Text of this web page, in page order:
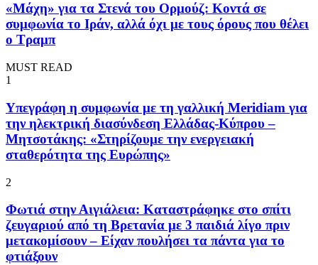
«Μάχη» για τα Στενά του Ορμούζ: Κοντά σε
συμφωνία το Ιράν, αλλά όχι με τους όρους που θέλει
ο Τραμπ
MUST READ
1
Υπεγράφη η συμφωνία με τη γαλλική Meridiam για
την ηλεκτρική διασύνδεση Ελλάδας-Κύπρου –
Μητσοτάκης: «Στηρίζουμε την ενεργειακή
σταθερότητα της Eυρώπης»
2
Φωτιά στην Αιγιάλεια: Καταστράφηκε στο σπίτι
ζευγαριού από τη Βρετανία με 3 παιδιά λίγο πριν
μετακομίσουν – Είχαν πουλήσει τα πάντα για το
φτιάξουν